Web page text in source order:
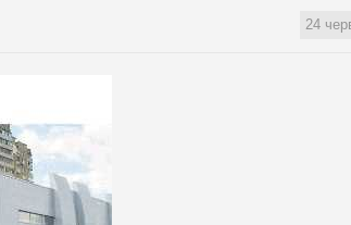
24